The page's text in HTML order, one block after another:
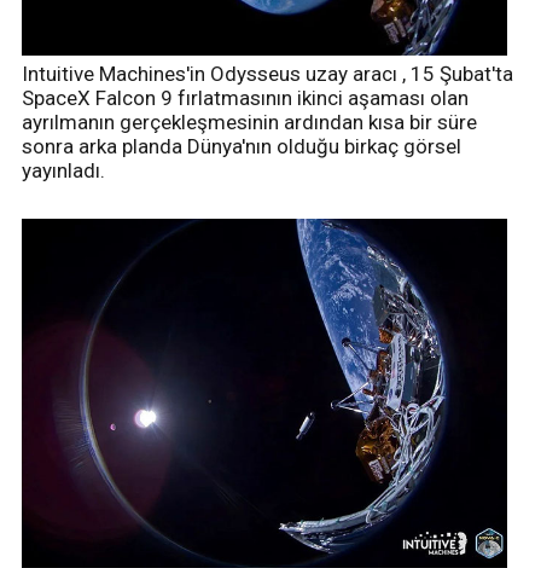
Intuitive Machines'in Odysseus uzay aracı , 15 Şubat'ta
SpaceX Falcon 9 fırlatmasının ikinci aşaması olan
ayrılmanın gerçekleşmesinin ardından kısa bir süre
sonra arka planda Dünya'nın olduğu birkaç görsel
yayınladı.